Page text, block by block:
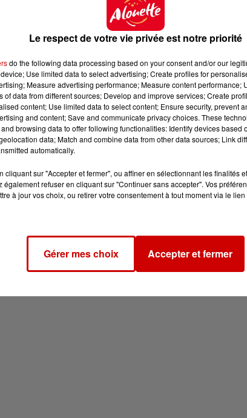
Le respect de votre vie privée est notre priorité
do the following data processing based on your consent and/or our
Use limited data to select advertising; Create profiles for
Measure advertising performance; Measure content performance;
of data from different sources; Develop and improve services; Create
content; Use limited data to select content; Ensure security, prevent
and content; Save and communicate privacy choices. These
browsing data to offer following functionalities: Identify devices based
data; Match and combine data from other data sources; Link
automatically.
cliquant sur "Accepter et fermer", ou affiner en sélectionnant les finalités
également refuser en cliquant sur "Continuer sans accepter". Vos
à jour vos choix, ou retirer votre consentement à tout moment via le
Gérer mes choix Accepter et fermer